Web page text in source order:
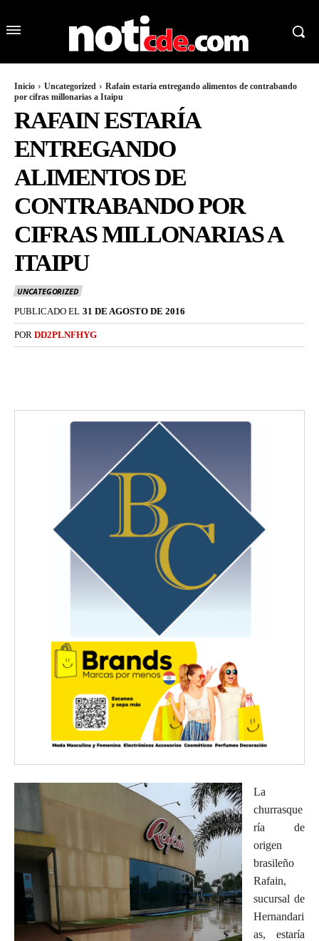
Inicio Uncategorized
Rafain estaría entregando alimentos de contrabando
por cifras millonarias a Itaipu
RAFAIN ESTARÍA
ENTREGANDO
ALIMENTOS DE
CONTRABANDO POR
CIFRAS MILLONARIAS A
ITAIPU
UNCATEGORIZED
PUBLICADO EL 31 DE AGOSTO DE 2016
POR DD2PLNFHYG
La
churrasque
ría de
origen
brasileño
Rafain,
sucursal de
Hernandari
as, estaría